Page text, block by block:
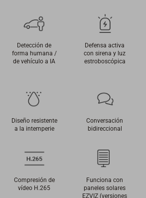
Detección de
forma humana /
de vehículo a IA
Defensa activa
con sirena y luz
estroboscópica
Diseño resistente
a la intemperie
Conversación
bidireccional
Compresión de
vídeo H.265
Funciona con
paneles solares
EZVIZ (versiones